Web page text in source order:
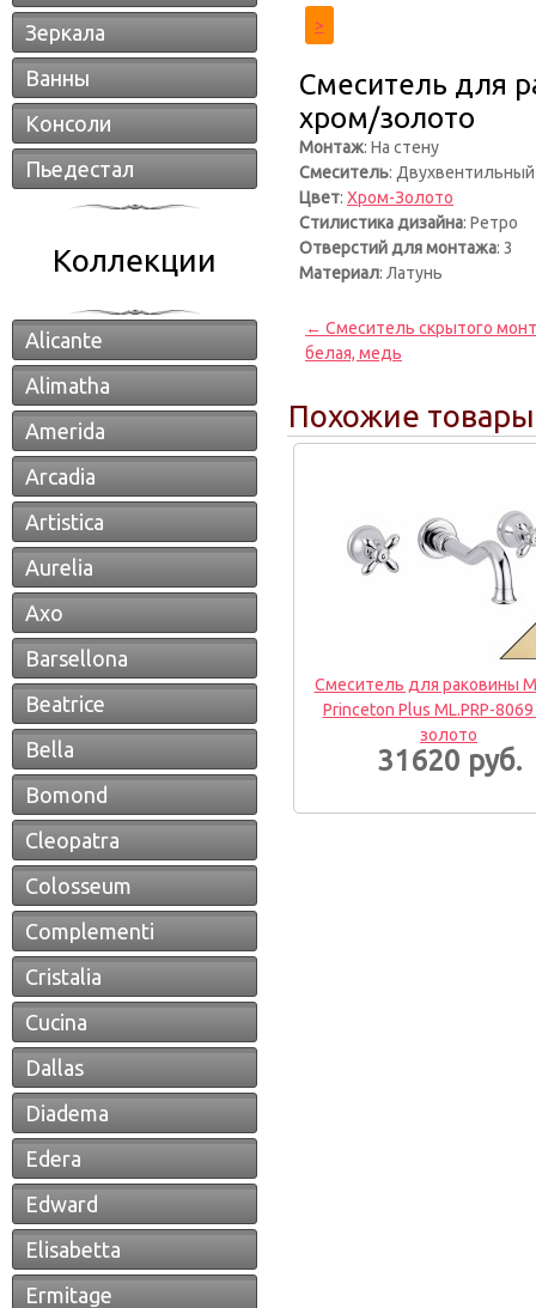
Зеркала
Ванны
Консоли
Пьедестал
Коллекции
Alicante
Alimatha
Amerida
Arcadia
Artistica
Aurelia
Axo
Barsellona
Beatrice
Bella
Bomond
Cleopatra
Colosseum
Complementi
Cristalia
Cucina
Dallas
Diadema
Edera
Edward
Elisabetta
Ermitage
>
Смеситель для
хром/золото
Монтаж: На стену
Смеситель: Двухвентильный
Цвет: Хром-Золото
Стилистика дизайна: Ретро
Отверстий для монтажа: 3
Материал: Латунь
← Смеситель скрытого
белая, медь
Похожие товары
Смеситель для раковины
Princeton Plus ML.PRP-
золото
31620 руб.